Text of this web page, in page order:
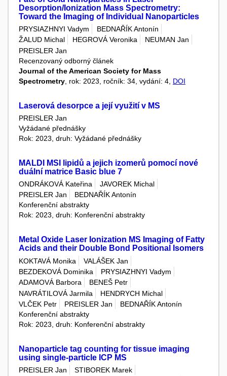
Desorption/Ionization Mass Spectrometry:
Toward the Imaging of Individual Nanoparticles
PRYSIAZHNYI Vadym
BEDNAŘÍK Antonín
ŽALUD Michal
HEGROVÁ Veronika
NEUMAN Jan
PREISLER Jan
Recenzovaný odborný článek
Journal of the American Society for Mass
Spectrometry , rok: 2023, ročník: 34, vydání: 4, DOI
Laserová desorpce a její využití v MS
PREISLER Jan
Vyžádané přednášky
Rok: 2023, druh: Vyžádané přednášky
MALDI MSI lipidů a jejich izomerů pomocí nové
duální matrice Basic blue 7
ONDRÁKOVÁ Kateřina
JAVOREK Michal
PREISLER Jan
BEDNAŘÍK Antonín
Konferenční abstrakty
Rok: 2023, druh: Konferenční abstrakty
Metal Oxide Laser Ionization MS Imaging of Fatty
Acids and their Double Bond Positional Isomers
KOKTAVÁ Monika
VALÁŠEK Jan
BEZDEKOVÁ Dominika
PRYSIAZHNYI Vadym
ADAMOVÁ Barbora
BENEŠ Petr
NAVRÁTILOVÁ Jarmila
HENDRYCH Michal
VLČEK Petr
PREISLER Jan
BEDNAŘÍK Antonín
Konferenční abstrakty
Rok: 2023, druh: Konferenční abstrakty
Nanoparticle tag counting for tissue imaging
using single-particle ICP MS
PREISLER Jan
STIBOREK Marek